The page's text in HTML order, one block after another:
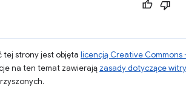
tej strony jest objęta licencją Creative
na ten temat zawierają zasady dotyczące